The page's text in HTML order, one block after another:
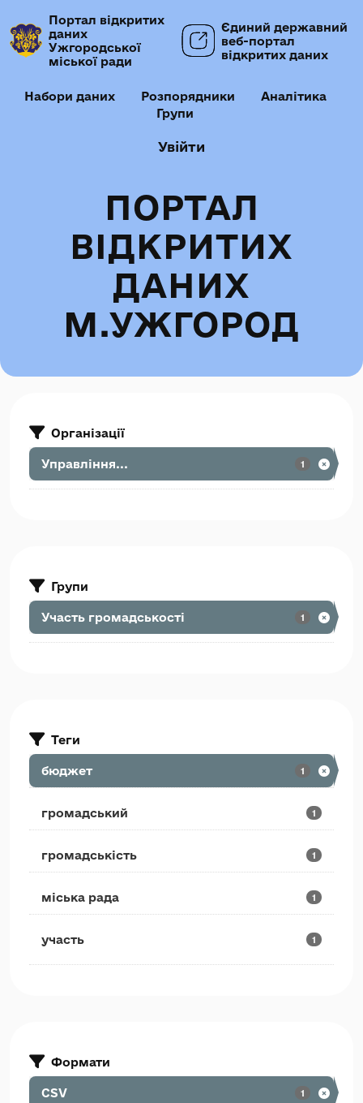
Портал відкритих
даних
Ужгородської
міської ради
Єдиний державний
веб-портал
відкритих даних
Набори даних Розпорядники
Аналітика
Групи
Увійти
ПОРТАЛ
ВІДКРИТИХ
ДАНИХ
М.УЖГОРОД
Організації
Управління... 1
Групи
Участь громадськості 1
Теги
бюджет 1
громадський 1
громадськість 1
міська рада 1
участь 1
Формати
CSV 1